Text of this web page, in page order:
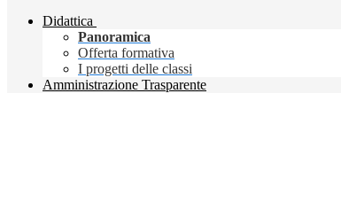
Didattica
Panoramica
Offerta formativa
I progetti delle classi
Amministrazione Trasparente